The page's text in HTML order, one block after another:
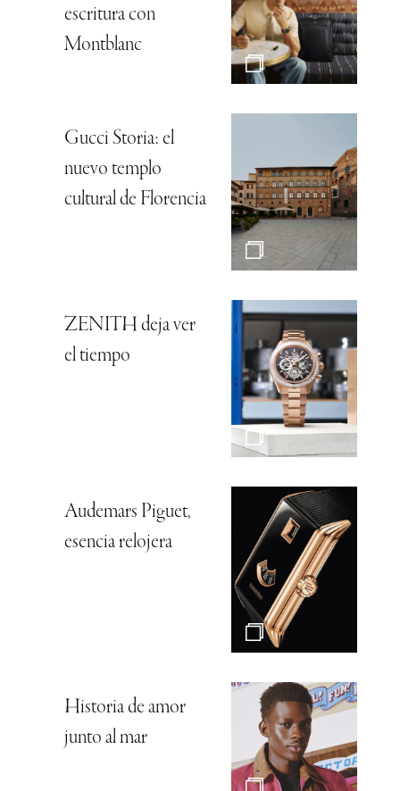
escritura con
Montblanc
Gucci Storia: el
nuevo templo
cultural de Florencia
ZENITH deja ver
el tiempo
Audemars Piguet,
esencia relojera
Historia de amor
junto al mar